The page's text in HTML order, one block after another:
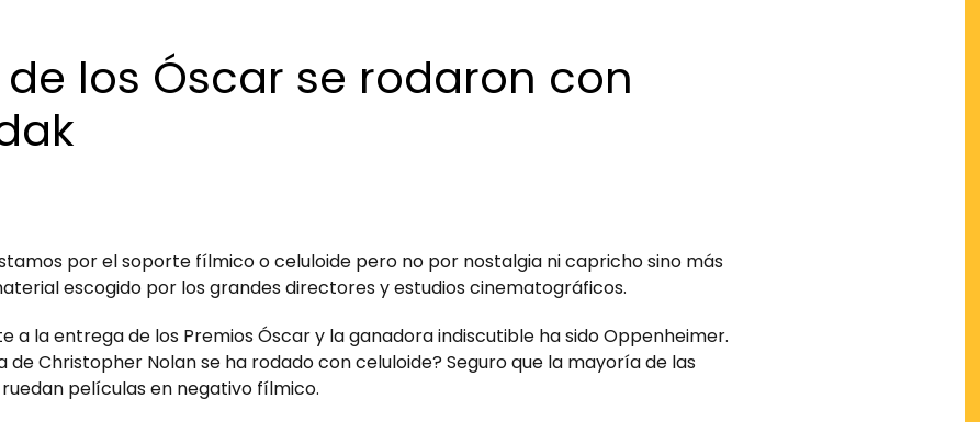
los Óscar se rodaron con
por el soporte fílmico o celuloide pero no por nostalgia ni capricho sino más
escogido por los grandes directores y estudios cinematográficos.
a la entrega de los Premios Óscar y la ganadora indiscutible ha sido Oppenheimer.
de Christopher Nolan se ha rodado con celuloide? Seguro que la mayoría de las
películas en negativo fílmico.